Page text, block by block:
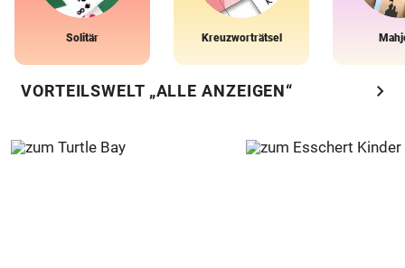
Solitär Kreuzworträtsel
VORTEILSWELT „ALLE ANZEIGEN“ chevron_right